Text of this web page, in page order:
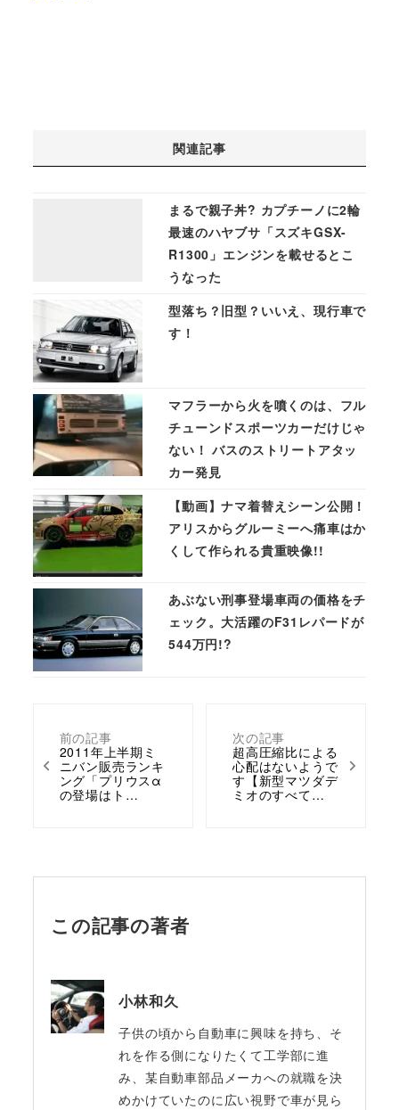
前の記事
2011年上半期ミ
ニバン販売ランキ
ング「プリウスα
の登場はト…
次の記事
超高圧縮比による
心配はないようで
す【新型マツダデ
ミオのすべて…
関連記事
まるで親子丼? カプチーノに2輪
最速のハヤブサ「スズキGSX-
R1300」エンジンを載せるとこ
うなった
型落ち？旧型？いいえ、現行車で
す！
マフラーから火を噴くのは、フル
チューンドスポーツカーだけじゃ
ない！ バスのストリートアタッ
カー発見
【動画】ナマ着替えシーン公開！
アリスからグルーミーへ痛車はか
くして作られる貴重映像!!
あぶない刑事登場車両の価格をチ
ェック。大活躍のF31レパードが
544万円!?
この記事の著者
小林和久
子供の頃から自動車に興味を持ち、そ
れを作る側になりたくて工学部に進
み、某自動車部品メーカへの就職を決
めかけていたのに広い視野で車が見ら